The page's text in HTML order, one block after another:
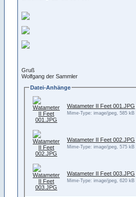
Gruß
Wolfgang der Sammler
Datei-Anhänge
Watameter II Feet 001.JPG
Mime-Type: image/jpeg, 585 kB
Watameter II Feet 002.JPG
Mime-Type: image/jpeg, 575 kB
Watameter II Feet 003.JPG
Mime-Type: image/jpeg, 620 kB